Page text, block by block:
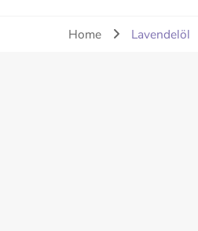
Home Lavendelöl